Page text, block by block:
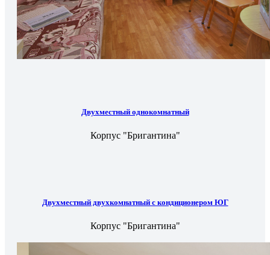
Двухместный однокомнатный
Корпус "Бригантина"
Двухместный двухкомнатный с кондиционером ЮГ
Корпус "Бригантина"